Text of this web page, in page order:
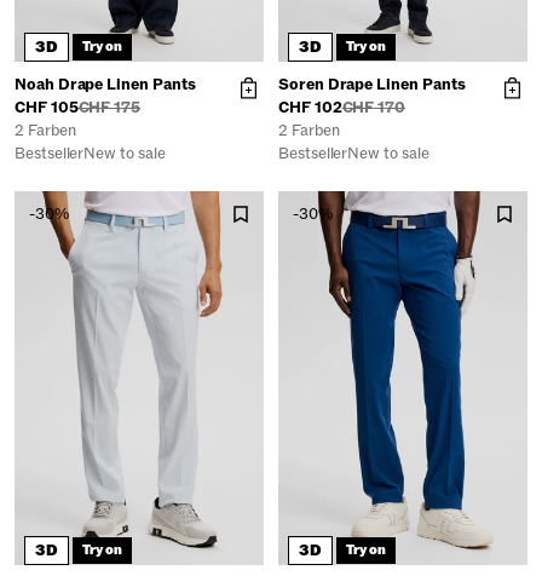
3D Try on
Noah Drape Linen Pants
CHF 105CHF 175
2 Farben
BestsellerNew to sale
3D Try on
Soren Drape Linen Pants
CHF 102CHF 170
2 Farben
BestsellerNew to sale
-30%
3D Try on
-30%
3D Try on